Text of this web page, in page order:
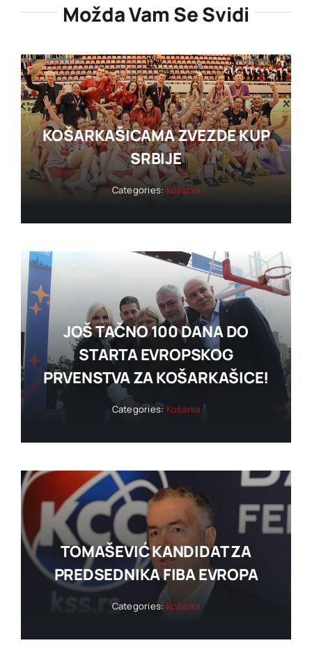
Možda Vam Se Svidi
KOŠARKAŠICAMA ZVEZDE KUP
SRBIJE
Categories: Košarka
JOŠ TAČNO 100 DANA DO
STARTA EVROPSKOG
PRVENSTVA ZA KOŠARKAŠICE!
Categories: Košarka
TOMAŠEVIĆ KANDIDAT ZA
PREDSEDNIKA FIBA EVROPA
Categories: Košarka